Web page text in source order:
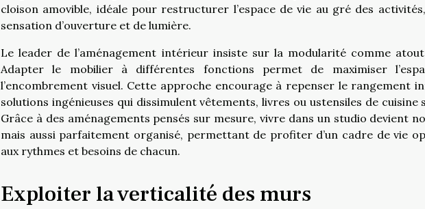
cloison amovible, idéale pour restructurer l’espace de vie au gré des
sensation d’ouverture et de lumière.
Le leader de l’aménagement intérieur insiste sur la modularité comme
Adapter le mobilier à différentes fonctions permet de maximiser
l’encombrement visuel. Cette approche encourage à repenser le rangement
solutions ingénieuses qui dissimulent vêtements, livres ou ustensiles de cuisine
Grâce à des aménagements pensés sur mesure, vivre dans un studio devient
mais aussi parfaitement organisé, permettant de profiter d’un cadre de vie
aux rythmes et besoins de chacun.
Exploiter la verticalité des murs